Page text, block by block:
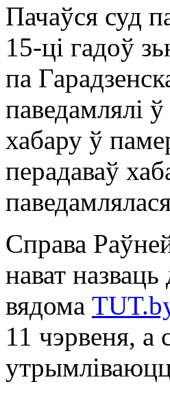
Пачаўся суд
15-ці гадоў
па
паведамлялі
хабару ў
перадаваў
Справа
нават
вядома
11 чэрвеня, а